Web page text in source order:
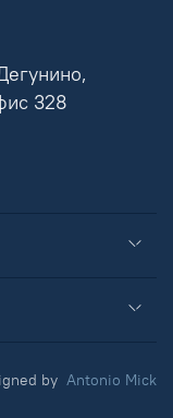
328
by Antonio Mick